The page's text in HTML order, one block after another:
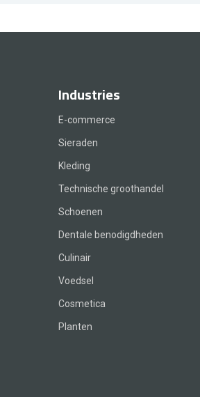
Industries
E-commerce
Sieraden
Kleding
Technische groothandel
Schoenen
Dentale benodigdheden
Culinair
Voedsel
Cosmetica
Planten